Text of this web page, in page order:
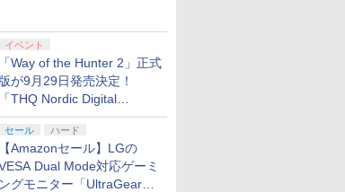
イベント
「Way of the Hunter 2」正式
版が9月29日発売決定！
「THQ Nordic Digital
2026」まとめ
セール ハード
【Amazonセール】LGの
Dual Mode対応ゲーミ
ングモニター「UltraGear